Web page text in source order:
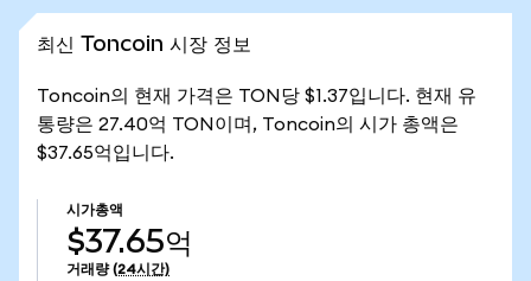
최신 Toncoin 시장 정보
Toncoin의 현재 가격은 TON당 $1.37입니다. 현재 유
통량은 27.40억 TON이며, Toncoin의 시가 총액은
$37.65억입니다.
시가총액
$37.65억
거래량 (24시간)